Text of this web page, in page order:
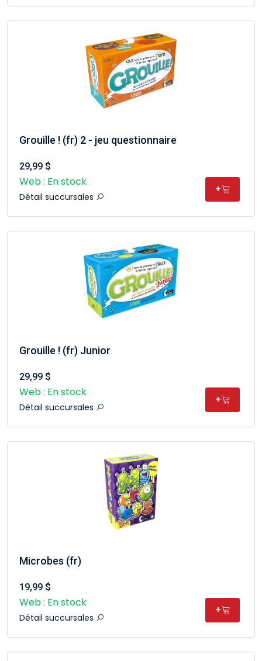
Grouille ! (fr) 2 - jeu questionnaire
29,99 $
Web : En stock
Détail succursales
+
Grouille ! (fr) Junior
29,99 $
Web : En stock
Détail succursales
+
Microbes (fr)
19,99 $
Web : En stock
Détail succursales
+